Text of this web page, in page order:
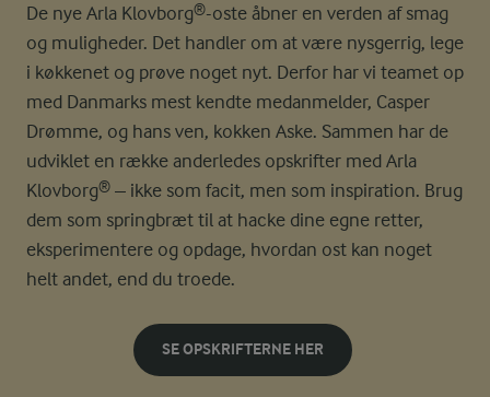
De nye Arla Klovborg®-oste åbner en verden af smag
og muligheder. Det handler om at være nysgerrig, lege
i køkkenet og prøve noget nyt. Derfor har vi teamet op
med Danmarks mest kendte medanmelder, Casper
Drømme, og hans ven, kokken Aske. Sammen har de
udviklet en række anderledes opskrifter med Arla
Klovborg® – ikke som facit, men som inspiration. Brug
dem som springbræt til at hacke dine egne retter,
eksperimentere og opdage, hvordan ost kan noget
helt andet, end du troede.
SE OPSKRIFTERNE HER